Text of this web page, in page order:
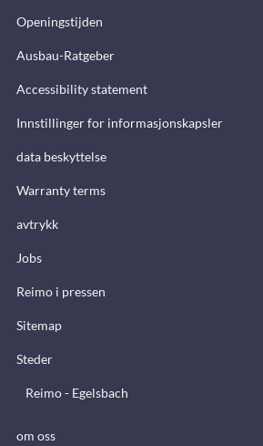
Openingstijden
Ausbau-Ratgeber
Accessibility statement
Innstillinger for informasjonskapsler
data beskyttelse
Warranty terms
avtrykk
Jobs
Reimo i pressen
Sitemap
Steder
Reimo - Egelsbach
om oss